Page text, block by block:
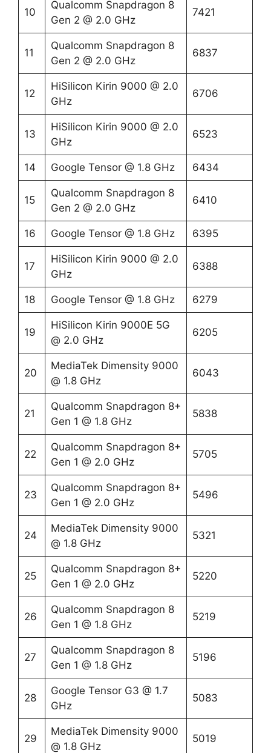
10
Qualcomm Snapdragon 8
Gen 2 @ 2.0 GHz
7421
11
Qualcomm Snapdragon 8
Gen 2 @ 2.0 GHz
6837
12
HiSilicon Kirin 9000 @ 2.0
GHz
6706
13
HiSilicon Kirin 9000 @ 2.0
GHz
6523
14 Google Tensor @ 1.8 GHz 6434
15
Qualcomm Snapdragon 8
Gen 2 @ 2.0 GHz
6410
16 Google Tensor @ 1.8 GHz 6395
17
HiSilicon Kirin 9000 @ 2.0
GHz
6388
18 Google Tensor @ 1.8 GHz 6279
19
HiSilicon Kirin 9000E 5G
@ 2.0 GHz
6205
20
MediaTek Dimensity 9000
@ 1.8 GHz
6043
21
Qualcomm Snapdragon 8+
Gen 1 @ 1.8 GHz
5838
22
Qualcomm Snapdragon 8+
Gen 1 @ 2.0 GHz
5705
23
Qualcomm Snapdragon 8+
Gen 1 @ 2.0 GHz
5496
24
MediaTek Dimensity 9000
@ 1.8 GHz
5321
25
Qualcomm Snapdragon 8+
Gen 1 @ 2.0 GHz
5220
26
Qualcomm Snapdragon 8
Gen 1 @ 1.8 GHz
5219
27
Qualcomm Snapdragon 8
Gen 1 @ 1.8 GHz
5196
28
Google Tensor G3 @ 1.7
GHz
5083
29
MediaTek Dimensity 9000
@ 1.8 GHz
5019